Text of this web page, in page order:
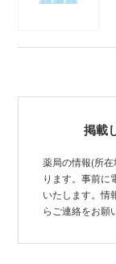
掲載
薬局の情報(所
ります。事前に
いたします。情
らご連絡をお願